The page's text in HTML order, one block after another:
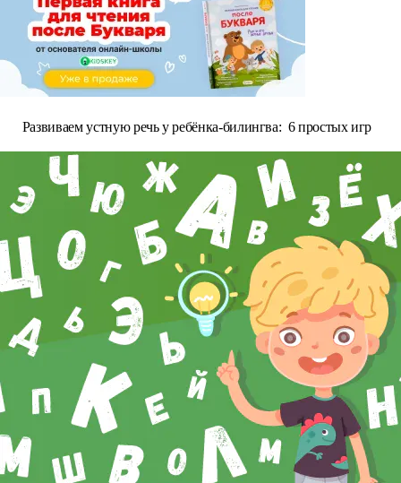
Развиваем устную речь у ребёнка-билингва: 6 простых игр